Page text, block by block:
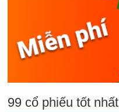
99 cổ phiếu tốt nhất